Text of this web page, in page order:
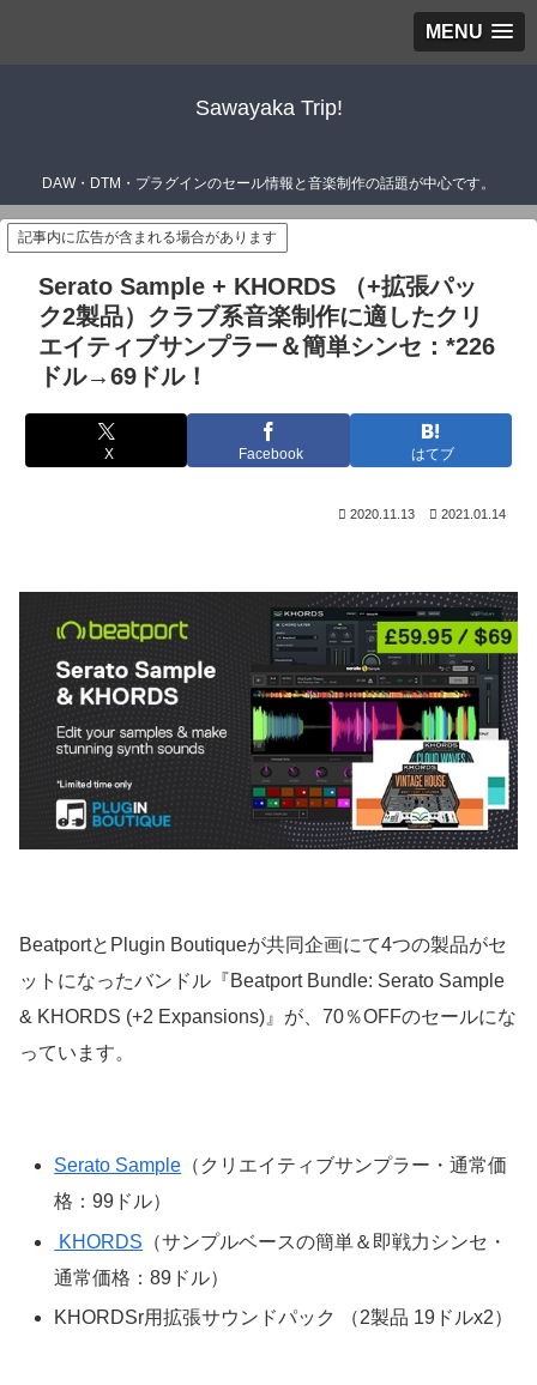
MENU
Sawayaka Trip!
DAW・DTM・プラグインのセール情報と音楽制作の話題が中心です。
記事内に広告が含まれる場合があります
Serato Sample + KHORDS （+拡張パッ
ク2製品）クラブ系音楽制作に適したクリ
エイティブサンプラー＆簡単シンセ：*226
ドル→69ドル！
X Facebook はてブ
2020.11.13 2021.01.14
BeatportとPlugin Boutiqueが共同企画にて4つの製品がセ
ットになったバンドル『Beatport Bundle: Serato Sample
& KHORDS (+2 Expansions)』が、70％OFFのセールにな
っています。
Serato Sample （クリエイティブサンプラー・通常価
格：99ドル）
KHORDS （サンプルベースの簡単＆即戦力シンセ・
通常価格：89ドル）
KHORDSr用拡張サウンドパック （2製品 19ドルx2）